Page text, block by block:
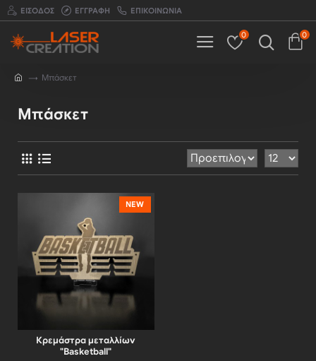
ΕΊΣΟΔΟΣ ΕΓΓΡΑΦΉ ΕΠΙΚΟΙΝΩΝΊΑ
0 0
Μπάσκετ
Μπάσκετ
NEW
Κρεμάστρα μεταλλίων
"Basketball"